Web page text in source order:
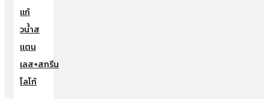
แก้
วน้ำส
แตน
เลส+สกรีน
โลโก้